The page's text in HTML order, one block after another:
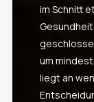
im Schnitt
um
liegt an